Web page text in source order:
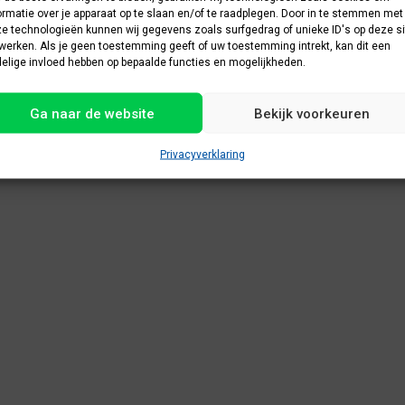
over je apparaat op te slaan en/of te raadplegen. Door in te stemmen met
technologieën kunnen wij gegevens zoals surfgedrag of unieke ID's op deze
Als je geen toestemming geeft of uw toestemming intrekt, kan dit een
invloed hebben op bepaalde functies en mogelijkheden.
Ga naar de website Bekijk voorkeuren
Privacyverklaring